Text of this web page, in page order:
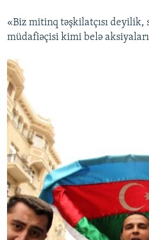
«Biz mitinq təşkilatçısı deyilik,
müdafiəçisi kimi belə